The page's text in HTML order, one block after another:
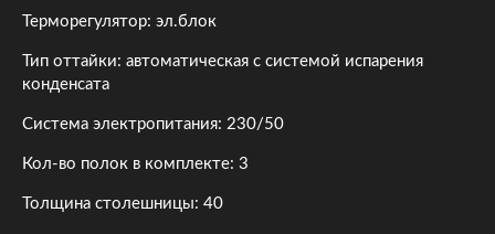
Терморегулятор: эл.блок
Тип оттайки: автоматическая с системой испарения
конденсата
Система электропитания: 230/50
Кол-во полок в комплекте: 3
Толщина столешницы: 40